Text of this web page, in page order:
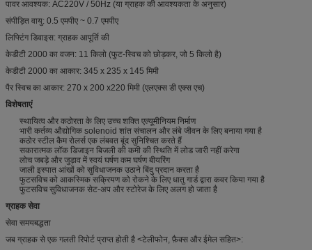
पावर आवश्यक: AC220V / 50Hz (या ग्राहक की आवश्यकता के अनुसार)
संपीड़ित वायु: 0.5 एमपीए ~ 0.7 एमपीए
लिफ्टिंग डिवाइस: ग्राहक आपूर्ति की
केडीटी 2000 का वजन: 11 किलो (फुट-स्विच को छोड़कर, जो 5 किलो है)
केडीटी 2000 का आकार: 345 x 235 x 145 मिमी
पैर स्विच का आकार: 270 x 200 x220 मिमी (एलएक्स डी एक्स एच)
विशेषताएं
स्थायित्व और कठोरता के लिए उच्च शक्ति एल्यूमीनियम निर्माण
भारी कर्तव्य औद्योगिक solenoid शांत संचालन और लंबे जीवन के लिए बनाया गया है
कठोर स्टील कैम रोलर्स एक लंबवत बूंद सुनिश्चित करते हैं
सकारात्मक लॉक डिजाइन बिजली की कमी की स्थिति में लोड जारी नहीं करेगा
लोच जबड़े और जुड़ाव में स्वयं घर्षण कम घर्षण बीयरिंग
जाली इस्पात आंखों को सुविधाजनक उठाने बिंदु प्रदान करता है
फुटसविच को आकस्मिक सक्रियण को रोकने के लिए धातु गार्ड द्वारा कवर किया गया है
फुटसविच सुविधाजनक सेट-अप और स्टोरेज के लिए अलग हो जाता है
ग्राहक सेवा
सेवा समयबद्धता
जब ग्राहक से एक गलती रिपोर्ट प्राप्त होती है <टेलीफोन, फ़ैक्स और ईमेल सहित>: